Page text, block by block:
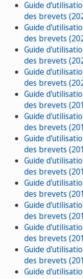
Guide
des brevets
Guide
des brevets
Guide
des brevets
Guide
des brevets
Guide
des brevets
Guide
des brevets
Guide
des brevets
Guide
des brevets
Guide
des brevets
Guide
des brevets
Guide
des brevets
Guide
des brevets
Guide